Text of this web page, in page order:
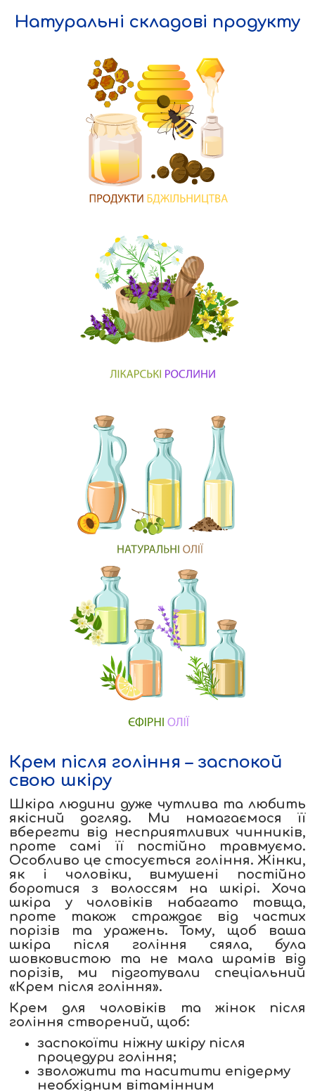
Натуральні складові продукту
Крем після гоління – заспокой
свою шкіру
Шкіра людини дуже чутлива та любить
якісний догляд. Ми намагаємося її
вберегти від несприятливих чинників,
проте самі її постійно травмуємо.
Особливо це стосується гоління. Жінки,
як і чоловіки, вимушені постійно
боротися з волоссям на шкірі. Хоча
шкіра у чоловіків набагато товща,
проте також страждає від частих
порізів та уражень. Тому, щоб ваша
шкіра після гоління сяяла, була
шовковистою та не мала шрамів від
порізів, ми підготували спеціальний
«Крем після гоління».
Крем для чоловіків та жінок після
гоління створений, щоб:
заспокоїти ніжну шкіру після
процедури гоління;
зволожити та наситити епідерму
необхідним вітамінним